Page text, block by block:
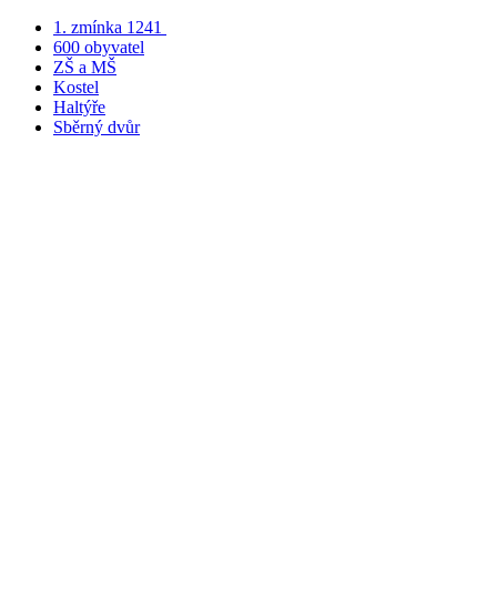
1. zmínka 1241
600 obyvatel
ZŠ a MŠ
Kostel
Haltýře
Sběrný dvůr